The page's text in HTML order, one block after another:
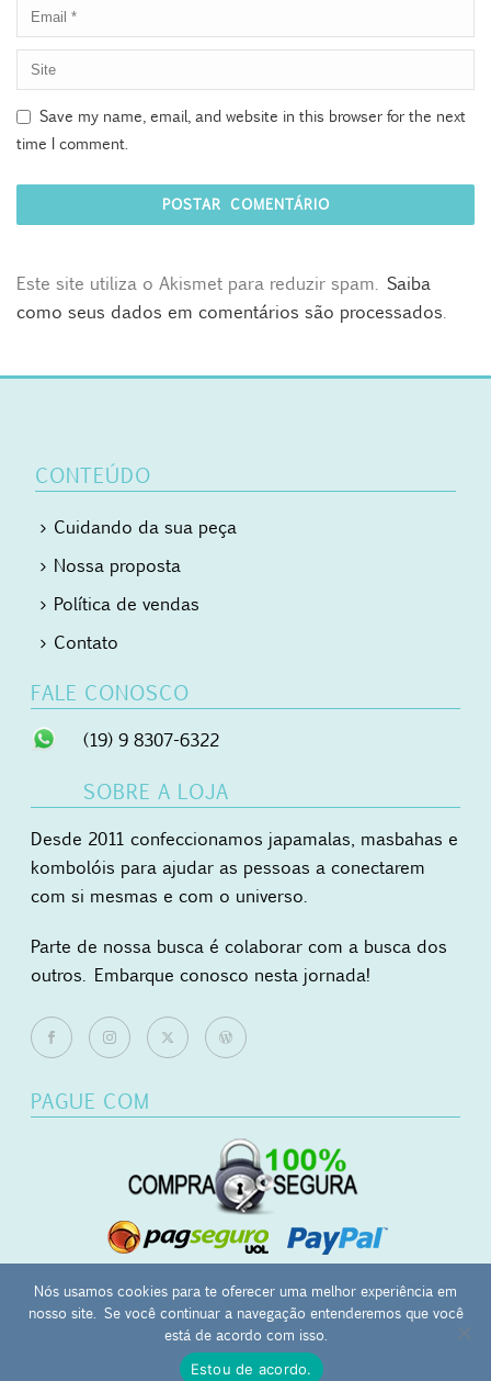
Save my name, email, and website in this browser for the next
time I comment.
Este site utiliza o Akismet para reduzir spam. Saiba
como seus dados em comentários são processados.
CONTEÚDO
Cuidando da sua peça
Nossa proposta
Política de vendas
Contato
FALE CONOSCO
(19) 9 8307-6322
SOBRE A LOJA
Desde 2011 confeccionamos japamalas, masbahas e
kombolóis para ajudar as pessoas a conectarem
com si mesmas e com o universo.
Parte de nossa busca é colaborar com a busca dos
outros. Embarque conosco nesta jornada!
PAGUE COM
Mãos Ocupadas - japamala | masbaha | kombolói - CNPJ:
27.657.120/0001-12 - Campinas-SP -
Nós usamos cookies para te oferecer uma melhor experiência em
nosso site. Se você continuar a navegação entenderemos que você
está de acordo com isso.
Estou de acordo.